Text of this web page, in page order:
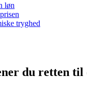
løn
tryghed
du retten til